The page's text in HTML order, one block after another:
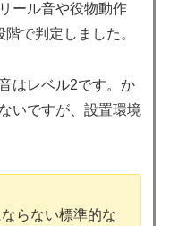
ール音や役物動作
で判定しました。
はレベル2です。か
いですが、設置環境
らない標準的な